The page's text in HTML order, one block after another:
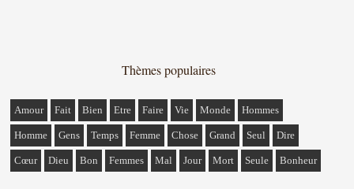
Thèmes populaires
Amour Fait Bien Etre Faire Vie Monde Hommes
Homme Gens Temps Femme Chose Grand Seul Dire
Cœur Dieu Bon Femmes Mal Jour Mort Seule Bonheur